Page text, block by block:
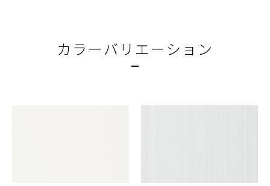
カラーバリエーション